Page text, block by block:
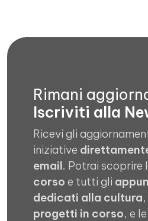
Rimani
Iscriviti alla
Ricevi gli
iniziative
email. Potrai scoprire
corso e tutti gli
dedicati alla cultura,
progetti in corso, e